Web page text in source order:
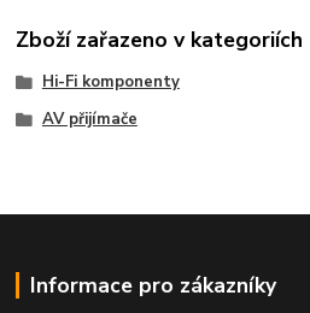
Zboží zařazeno v kategoriích
Hi-Fi komponenty
AV přijímače
Informace pro zákazníky